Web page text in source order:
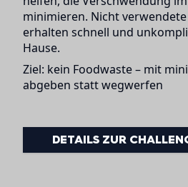
minimieren. Nicht
erhalten schnell und
Hause.
Ziel: kein Foodwaste – mit
abgeben statt wegwerfen
DETAILS ZUR